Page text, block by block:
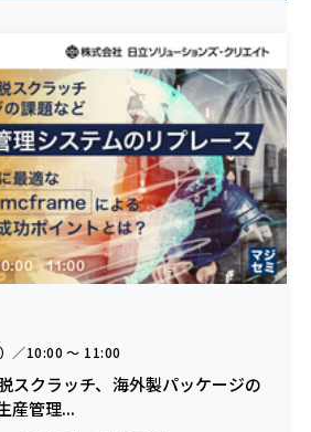
／10:00 〜 11:00
スクラッチ、海外製パッケージの
産管理...